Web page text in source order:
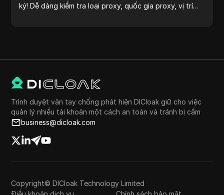
ký! Dễ dàng kiểm tra loại proxy, quốc gia proxy, vị trí
Trình duyệt vân tay chống phát hiện DICloak giữ cho việc
quản lý nhiều tài khoản một cách an toàn và tránh bị cấm
business@dicloak.com
Copyright© DICloak Technology Limited